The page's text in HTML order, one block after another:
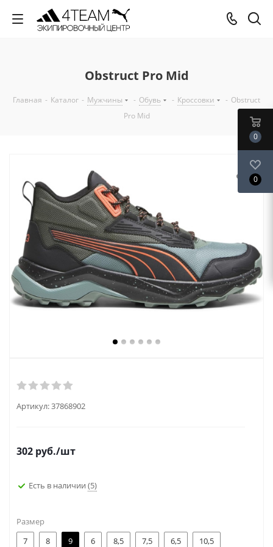
Obstruct Pro Mid
Главная - Каталог - Мужчины - Обувь - Кроссовки - Obstruct
Pro Mid
Артикул:37868902
302 руб./шт
Есть в наличии (5)
Размер
7
8 9 6 8,5 7,5 6,5 10,5
0
0